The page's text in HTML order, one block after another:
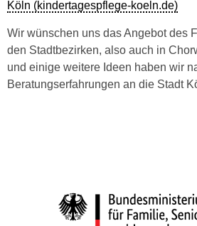
Köln (kindertagespflege-koeln.de)
Wir wünschen uns das Angebot des
den Stadtbezirken, also auch in
und einige weitere Ideen haben wir
Beratungserfahrungen an die Stadt